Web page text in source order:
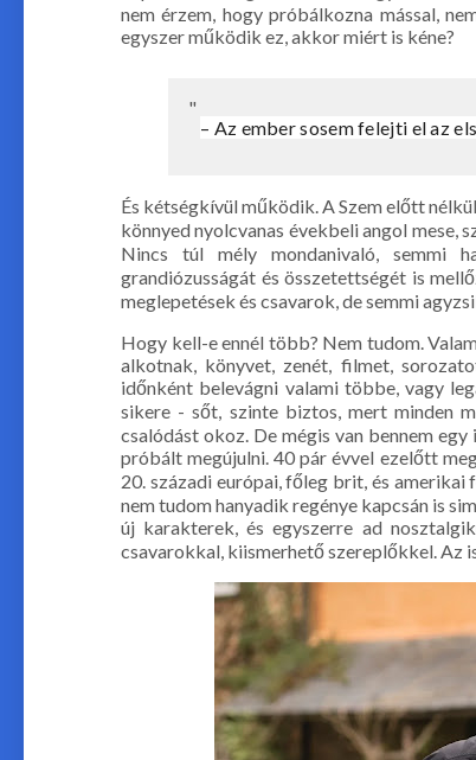
nem érzem, hogy próbálkozna mással,
egyszer működik ez, akkor miért is kéne?
– Az ember sosem felejti el az
És kétségkívül működik. A Szem előtt
könnyed nyolcvanas évekbeli angol
Nincs túl mély mondanivaló, semmi
grandiózusságát és összetettségét is
meglepetések és csavarok, de semmi
Hogy kell-e ennél több? Nem tudom.
alkotnak, könyvet, zenét, filmet,
időnként belevágni valami többe, vagy
sikere - sőt, szinte biztos, mert minden
csalódást okoz. De mégis van bennem
próbált megújulni. 40 pár évvel ezelőtt
20. századi európai, főleg brit, és
nem tudom hanyadik regénye kapcsán is
új karakterek, és egyszerre ad
csavarokkal, kiismerhető szereplőkkel. Az